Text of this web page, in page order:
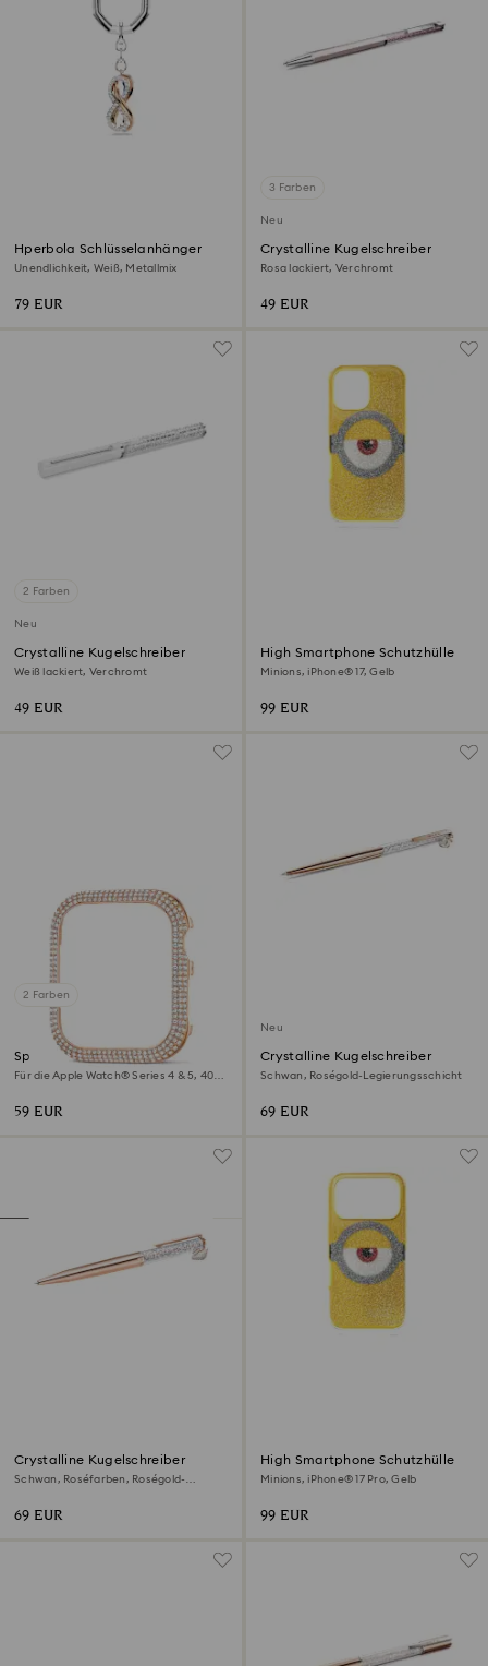
Hperbola Schlüsselanhänger
Unendlichkeit, Weiß, Metallmix
79 EUR
3 Farben
Neu
Crystalline Kugelschreiber
Rosa lackiert, Verchromt
49 EUR
2 Farben
Neu
Crystalline Kugelschreiber
Weiß lackiert, Verchromt
49 EUR
High Smartphone Schutzhülle
Minions, iPhone® 17, Gelb
99 EUR
2 Farben
Sparkling Gehäuserahmen
Für die Apple Watch® Series 4 & 5, 40
59 EUR
Neu
Crystalline Kugelschreiber
Schwan, Roségold-Legierungsschicht
69 EUR
Crystalline Kugelschreiber
Schwan, Roséfarben, Roségold-
69 EUR
High Smartphone Schutzhülle
Minions, iPhone® 17 Pro, Gelb
99 EUR